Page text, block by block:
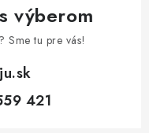
výberom
Sme tu pre vás!
421